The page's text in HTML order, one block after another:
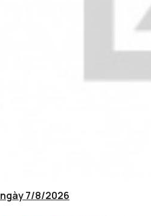
7/8/2026